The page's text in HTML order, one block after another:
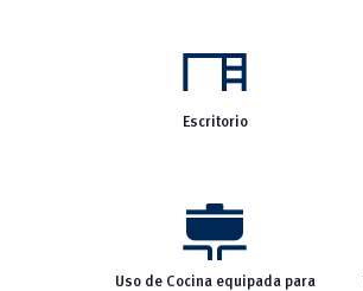
desk
Escritorio
cooking
Uso de Cocina equipada para